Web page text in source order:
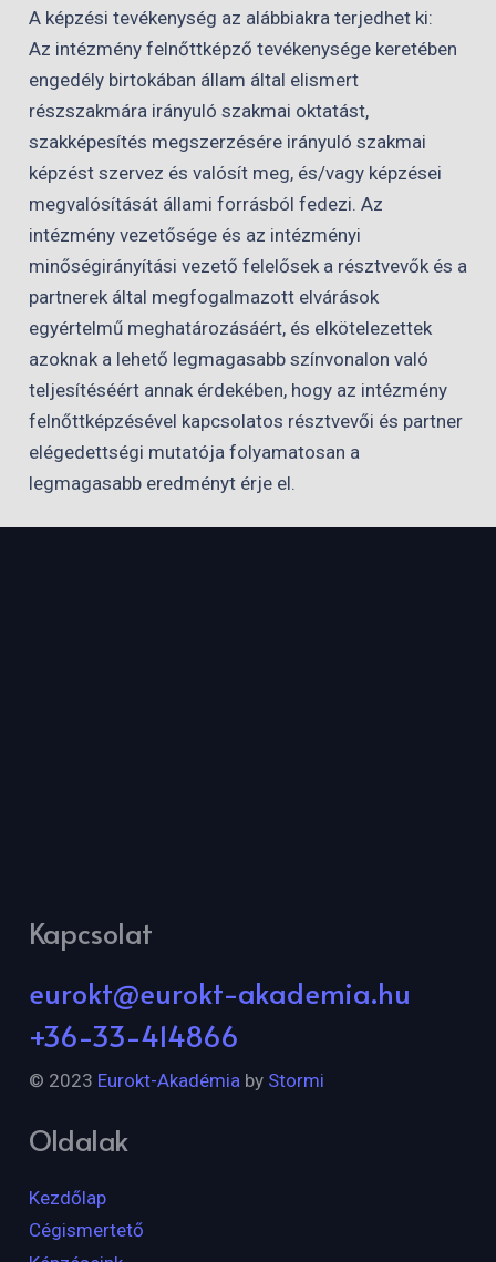
A képzési tevékenység az alábbiakra terjedhet ki:
Az intézmény felnőttképző tevékenysége keretében
engedély birtokában állam által elismert
részszakmára irányuló szakmai oktatást,
szakképesítés megszerzésére irányuló szakmai
képzést szervez és valósít meg, és/vagy képzései
megvalósítását állami forrásból fedezi. Az
intézmény vezetősége és az intézményi
minőségirányítási vezető felelősek a résztvevők és a
partnerek által megfogalmazott elvárások
egyértelmű meghatározásáért, és elkötelezettek
azoknak a lehető legmagasabb színvonalon való
teljesítéséért annak érdekében, hogy az intézmény
felnőttképzésével kapcsolatos résztvevői és partner
elégedettségi mutatója folyamatosan a
legmagasabb eredményt érje el.
Kapcsolat
eurokt@eurokt-akademia.hu
+36-33-414866
© 2023 Eurokt-Akadémia by Stormi
Oldalak
Kezdőlap
Cégismertető